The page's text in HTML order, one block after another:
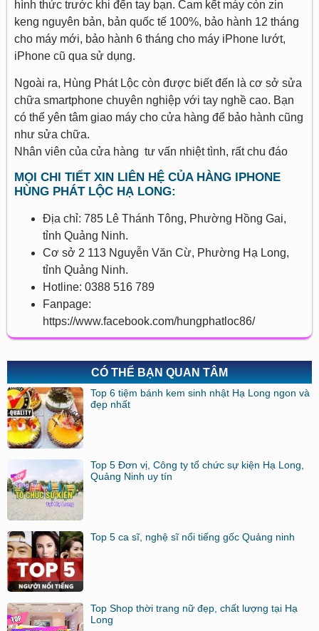
hình thức trước khi đến tay bạn. Cam kết máy còn zin
keng nguyên bản, bản quốc tế 100%, bảo hành 12 tháng
cho máy mới, bảo hành 6 tháng cho máy iPhone lướt,
iPhone cũ qua sử dụng.
Ngoài ra, Hùng Phát Lộc còn được biết đến là cơ sở sửa
chữa smartphone chuyên nghiệp với tay nghề cao. Bạn
có thể yên tâm giao máy cho cửa hàng để bảo hành cũng
như sửa chữa.
Nhân viên của cửa hàng tư vấn nhiệt tình, rất chu đáo
MỌI CHI TIẾT XIN LIÊN HỆ CỦA HÀNG IPHONE
HÙNG PHÁT LỘC HẠ LONG:
Địa chỉ: 785 Lê Thánh Tông, Phường Hồng Gai,
tỉnh Quảng Ninh.
Cơ sở 2 113 Nguyễn Văn Cừ, Phường Hạ Long,
tỉnh Quảng Ninh.
Hotline: 0388 516 789
Fanpage:
https://www.facebook.com/hungphatloc86/
CÓ THỂ BẠN QUAN TÂM
Top 6 tiệm bánh kem sinh nhật Hạ Long ngon và
đẹp nhất
Top 5 Đơn vị, Công ty tổ chức sự kiện Hạ Long,
Quảng Ninh uy tín
Top 5 ca sĩ, nghệ sĩ nổi tiếng gốc Quảng ninh
Top Shop thời trang nữ đẹp, chất lượng tại Hạ
Long